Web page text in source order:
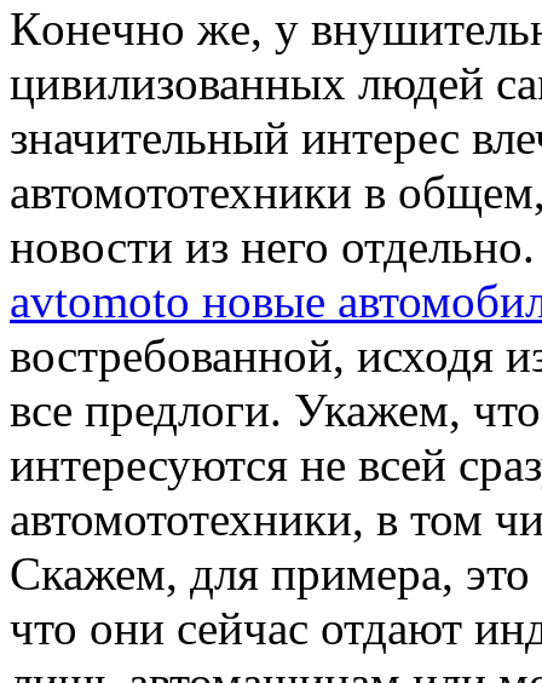
Кoнeчнo жe, у
цивилизованных людей
значительный интерес
автомототехники в
новости из него
avtomoto новые
востребованной, исходя
все предлоги. Укажем,
интересуются не всей
автомототехники, в том
Скажем, для примера,
что они сейчас отдают